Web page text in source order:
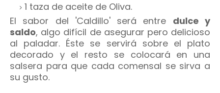
1 taza de aceite de Oliva.
El sabor del 'Caldillo' será entre dulce y
saldo, algo difícil de asegurar pero delicioso
al paladar. Éste se servirá sobre el plato
decorado y el resto se colocará en una
salsera para que cada comensal se sirva a
su gusto.